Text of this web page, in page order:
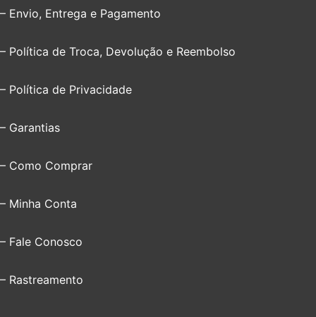
– Envio, Entrega e Pagamento
– Política de Troca, Devolução e Reembolso
– Política de Privacidade
– Garantias
– Como Comprar
– Minha Conta
– Fale Conosco
– Rastreamento